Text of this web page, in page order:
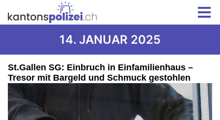
14. JANUAR 2025
St.Gallen SG: Einbruch in Einfamilienhaus –
Tresor mit Bargeld und Schmuck gestohlen